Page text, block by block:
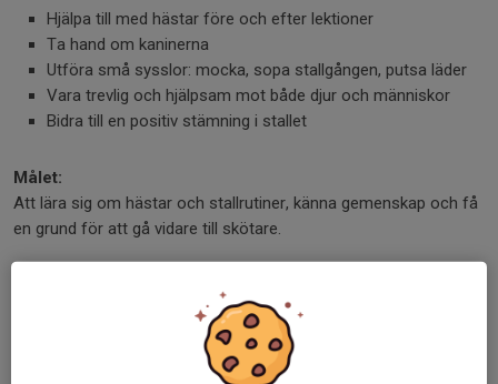
Hjälpa till med hästar före och efter lektioner
Ta hand om kaninerna
Utföra små sysslor: mocka, sopa stallgången, putsa läder
Vara trevlig och hjälpsam mot både djur och människor
Bidra till en positiv stämning i stallet
Målet:
Att lära sig om hästar och stallrutiner, känna gemenskap och få
en grund för att gå vidare till skötare.
De som varit miniskötare ett tag och vill ha